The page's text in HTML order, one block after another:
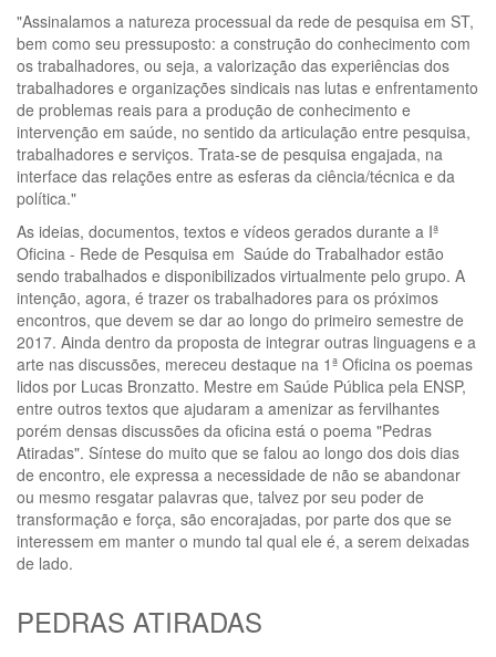
"Assinalamos a natureza processual da rede de pesquisa em ST,
bem como seu pressuposto: a construção do conhecimento com
os trabalhadores, ou seja, a valorização das experiências dos
trabalhadores e organizações sindicais nas lutas e enfrentamento
de problemas reais para a produção de conhecimento e
intervenção em saúde, no sentido da articulação entre pesquisa,
trabalhadores e serviços. Trata-se de pesquisa engajada, na
interface das relações entre as esferas da ciência/técnica e da
política."
As ideias, documentos, textos e vídeos gerados durante a Iª
Oficina - Rede de Pesquisa em Saúde do Trabalhador estão
sendo trabalhados e disponibilizados virtualmente pelo grupo. A
intenção, agora, é trazer os trabalhadores para os próximos
encontros, que devem se dar ao longo do primeiro semestre de
2017. Ainda dentro da proposta de integrar outras linguagens e a
arte nas discussões, mereceu destaque na 1ª Oficina os poemas
lidos por Lucas Bronzatto. Mestre em Saúde Pública pela ENSP,
entre outros textos que ajudaram a amenizar as fervilhantes
porém densas discussões da oficina está o poema "Pedras
Atiradas". Síntese do muito que se falou ao longo dos dois dias
de encontro, ele expressa a necessidade de não se abandonar
ou mesmo resgatar palavras que, talvez por seu poder de
transformação e força, são encorajadas, por parte dos que se
interessem em manter o mundo tal qual ele é, a serem deixadas
de lado.
PEDRAS ATIRADAS